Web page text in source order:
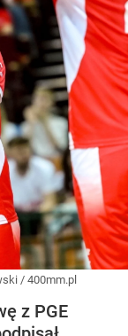
/ 400mm.pl
z PGE